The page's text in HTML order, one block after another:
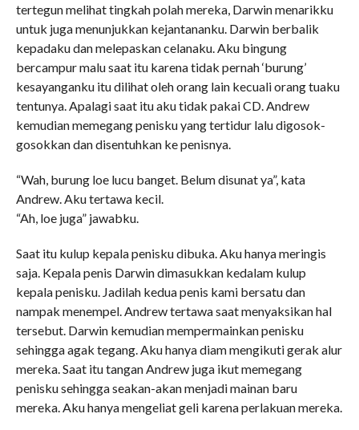
tertegun melihat tingkah polah mereka, Darwin menarikku
untuk juga menunjukkan kejantananku. Darwin berbalik
kepadaku dan melepaskan celanaku. Aku bingung
bercampur malu saat itu karena tidak pernah ‘burung’
kesayanganku itu dilihat oleh orang lain kecuali orang tuaku
tentunya. Apalagi saat itu aku tidak pakai CD. Andrew
kemudian memegang penisku yang tertidur lalu digosok-
gosokkan dan disentuhkan ke penisnya.
“Wah, burung loe lucu banget. Belum disunat ya”, kata
Andrew. Aku tertawa kecil.
“Ah, loe juga” jawabku.
Saat itu kulup kepala penisku dibuka. Aku hanya meringis
saja. Kepala penis Darwin dimasukkan kedalam kulup
kepala penisku. Jadilah kedua penis kami bersatu dan
nampak menempel. Andrew tertawa saat menyaksikan hal
tersebut. Darwin kemudian mempermainkan penisku
sehingga agak tegang. Aku hanya diam mengikuti gerak alur
mereka. Saat itu tangan Andrew juga ikut memegang
penisku sehingga seakan-akan menjadi mainan baru
mereka. Aku hanya mengeliat geli karena perlakuan mereka.